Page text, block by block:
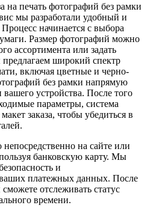
на печать фотографий без рамки
мы разработали удобный и
начинается с выбора
Размер фотографий можно
ассортимента или задать
широкий спектр
включая цветные и черно-
без рамки напрямую
устройства. После того
параметры, система
заказа, чтобы убедиться в
на сайте или
банковскую карту. Мы
и
платежных данных. После
отслеживать статус
времени.